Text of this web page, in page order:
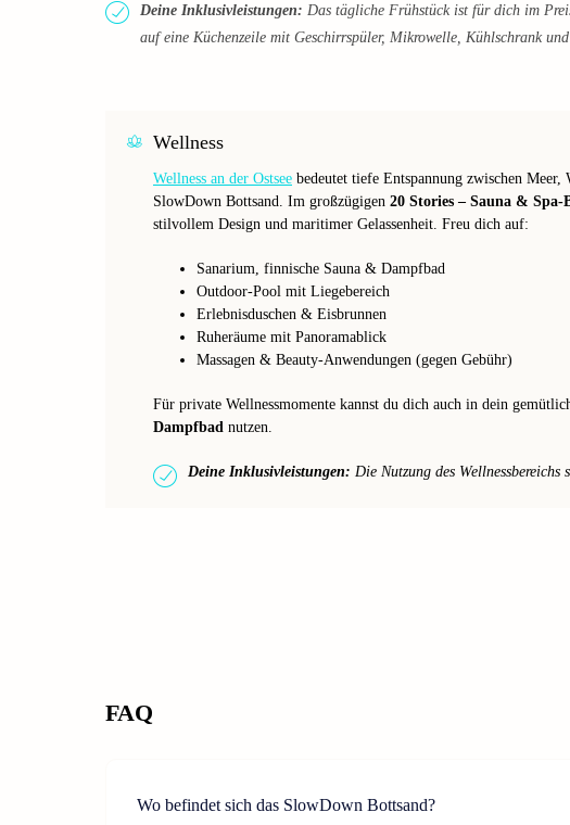
Deine Inklusivleistungen: Das tägliche Frühstück ist für dich im
auf eine Küchenzeile mit Geschirrspüler, Mikrowelle, Kühlschrank und
Wellness
Wellness an der Ostsee bedeutet tiefe Entspannung zwischen
SlowDown Bottsand. Im großzügigen 20 Stories – Sauna & Spa-
stilvollem Design und maritimer Gelassenheit. Freu dich auf:
Sanarium, finnische Sauna & Dampfbad
Outdoor-Pool mit Liegebereich
Erlebnisduschen & Eisbrunnen
Ruheräume mit Panoramablick
Massagen & Beauty-Anwendungen (gegen Gebühr)
Für private Wellnessmomente kannst du dich auch in dein
Dampfbad nutzen.
Deine Inklusivleistungen: Die Nutzung des
FAQ
Wo befindet sich das SlowDown Bottsand?